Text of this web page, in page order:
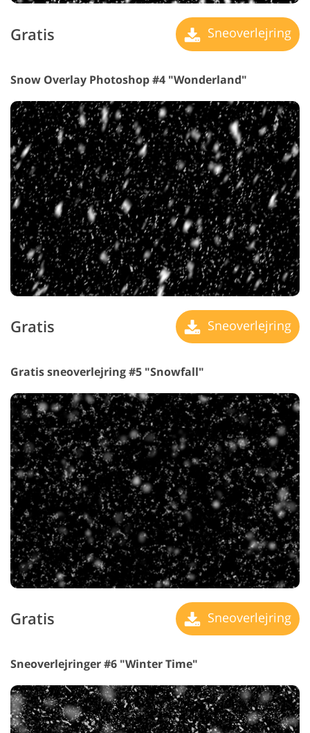
Gratis Sneoverlejring
Snow Overlay Photoshop #4 "Wonderland"
Gratis Sneoverlejring
Gratis sneoverlejring #5 "Snowfall"
Gratis Sneoverlejring
Sneoverlejringer #6 "Winter Time"